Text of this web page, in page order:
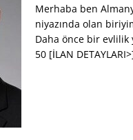
Merhaba ben
niyazında olan
Daha önce bir evlilik
50 [İLAN